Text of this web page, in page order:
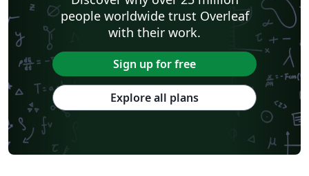
people worldwide trust Overleaf
with their work.
Sign up for free
Explore all plans